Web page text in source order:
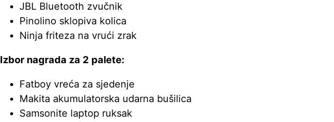
JBL Bluetooth zvučnik
Pinolino sklopiva kolica
Ninja friteza na vrući zrak
Izbor nagrada za 2 palete:
Fatboy vreća za sjedenje
Makita akumulatorska udarna bušilica
Samsonite laptop ruksak